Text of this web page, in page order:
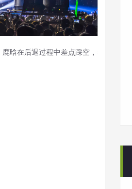
鹿晗在后退过程中差点踩空，幸得台下